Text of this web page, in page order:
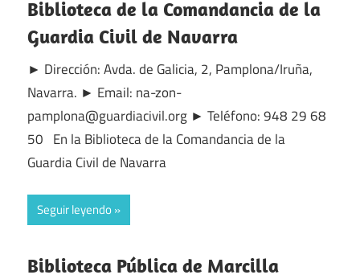
Biblioteca de la Comandancia de la
Guardia Civil de Navarra
► Dirección: Avda. de Galicia, 2, Pamplona/Iruña,
Navarra. ► Email: na-zon-
pamplona@guardiacivil.org ► Teléfono: 948 29 68
50 En la Biblioteca de la Comandancia de la
Guardia Civil de Navarra
Seguir leyendo
Biblioteca Pública de Marcilla